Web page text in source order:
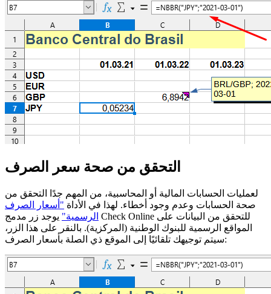
التحقق من صحة سعر الصرف
لعمليات الحسابات المالية أو المحاسبية، من المهم جدًا التحقق من
صحة الحسابات وعدم وجود أخطاء. لهذا في الأداة "أسعار الصرف
الرسمية" Check Online
المواقع الرسمية للبنوك الوطنية (المركزية). بالنقر على هذا الزر،
سيتم توجيهك تلقائيًا إلى الموقع ذي الصلة بأسعار الصرف: